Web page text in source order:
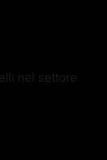
nel settore